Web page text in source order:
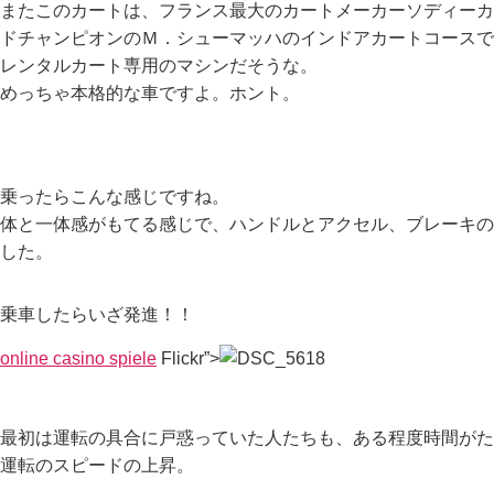
またこのカートは、フランス最大のカートメーカーソディー
ドチャンピオンのＭ．シューマッハのインドアカートコース
レンタルカート専用のマシンだそうな。
めっちゃ本格的な車ですよ。ホント。
乗ったらこんな感じですね。
体と一体感がもてる感じで、ハンドルとアクセル、ブレーキ
した。
乗車したらいざ発進！！
online casino spiele Flickr”>
最初は運転の具合に戸惑っていた人たちも、ある程度時間が
運転のスピードの上昇。